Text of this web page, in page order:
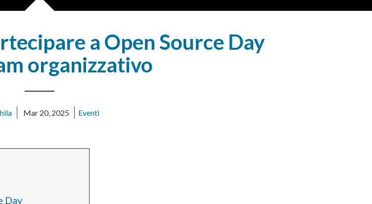
a Open Source Day
organizzativo
Mar 20, 2025 Eventi
Day